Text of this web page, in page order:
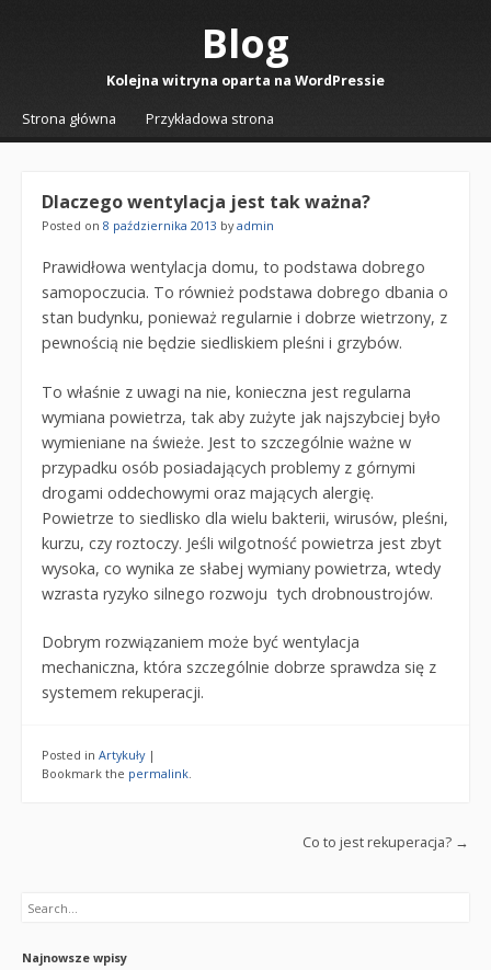
Blog
Kolejna witryna oparta na WordPressie
☰Menu
Skip to content
Strona główna Przykładowa strona
Dlaczego wentylacja jest tak ważna?
Posted on 8 października 2013 byadmin
Prawidłowa wentylacja domu, to podstawa dobrego
samopoczucia. To również podstawa dobrego dbania o
stan budynku, ponieważ regularnie i dobrze wietrzony, z
pewnością nie będzie siedliskiem pleśni i grzybów.
To właśnie z uwagi na nie, konieczna jest regularna
wymiana powietrza, tak aby zużyte jak najszybciej było
wymieniane na świeże. Jest to szczególnie ważne w
przypadku osób posiadających problemy z górnymi
drogami oddechowymi oraz mających alergię.
Powietrze to siedlisko dla wielu bakterii, wirusów, pleśni,
kurzu, czy roztoczy. Jeśli wilgotność powietrza jest zbyt
wysoka, co wynika ze słabej wymiany powietrza, wtedy
wzrasta ryzyko silnego rozwoju tych drobnoustrojów.
Dobrym rozwiązaniem może być wentylacja
mechaniczna, która szczególnie dobrze sprawdza się z
systemem rekuperacji.
Posted in Artykuły |
Bookmark the permalink.
Co to jest rekuperacja? →
Search
Najnowsze wpisy